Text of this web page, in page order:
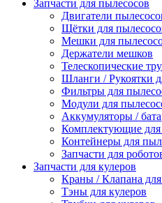
Запчасти для пылесосов
Двигатели
Щётки для
Мешки для
Держатели мешков
Телескопические
Шланги / Рукоятки
Фильтры для
Модули для
Аккумуляторы /
Комплектующие для
Контейнеры для
Запчасти для
Запчасти для кулеров
Краны / Клапана для
Тэны для кулеров